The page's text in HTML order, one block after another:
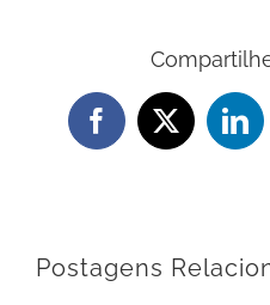
Facebook
X
Postagens